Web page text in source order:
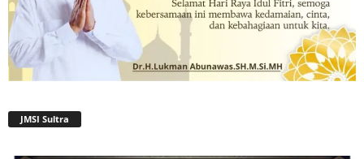
JMSI Sultra